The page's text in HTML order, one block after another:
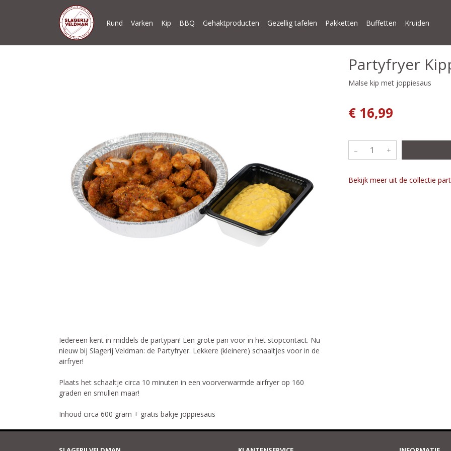
Rund Varken Kip BBQ Gehaktproducten Gezellig tafelen Pakketten Buffetten Kruiden
Iedereen kent in middels de partypan! Een grote pan voor in het stopcontact. Nu
nieuw bij Slagerij Veldman: de Partyfryer. Lekkere (kleinere) schaaltjes voor in de
airfryer!
Plaats het schaaltje circa 10 minuten in een voorverwarmde airfryer op 160
graden en smullen maar!
Inhoud circa 600 gram + gratis bakje joppiesaus
Partyfryer
Malse kip met joppiesaus
€ 16,99
– +
Bekijk meer uit de collectie